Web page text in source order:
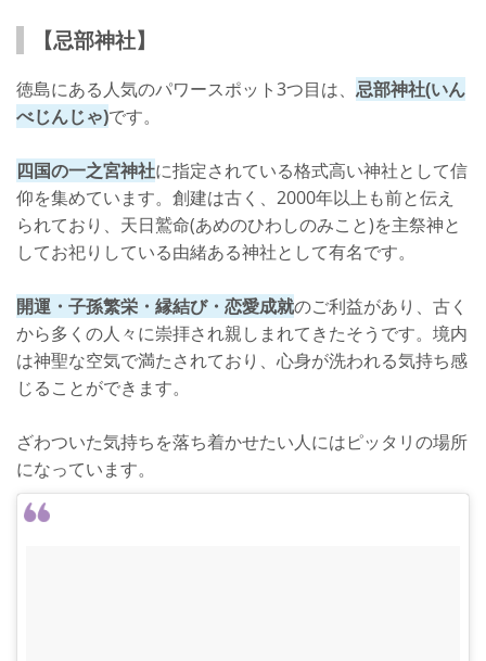
【忌部神社】
徳島にある人気のパワースポット3つ目は、 忌部神社(いん
べじんじゃ)です。
四国の一之宮神社に指定されている格式高い神社として信
仰を集めています。創建は古く、2000年以上も前と伝え
られており、天日鷲命(あめのひわしのみこと)を主祭神と
してお祀りしている由緒ある神社として有名です。
開運・子孫繁栄・縁結び・恋愛成就のご利益があり、古く
から多くの人々に崇拝され親しまれてきたそうです。境内
は神聖な空気で満たされており、心身が洗われる気持ち感
じることができます。
ざわついた気持ちを落ち着かせたい人にはピッタリの場所
になっています。